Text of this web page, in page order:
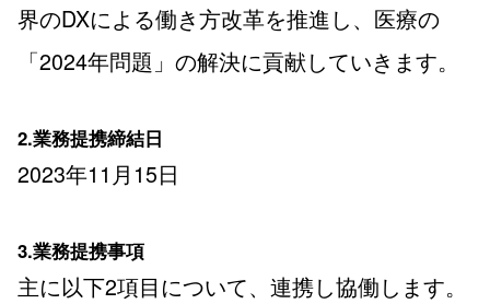
界のDXによる働き方改革を推進し、医療の
「2024年問題」の解決に貢献していきます。
2.業務提携締結日
2023年11月15日
3.業務提携事項
主に以下2項目について、連携し協働します。